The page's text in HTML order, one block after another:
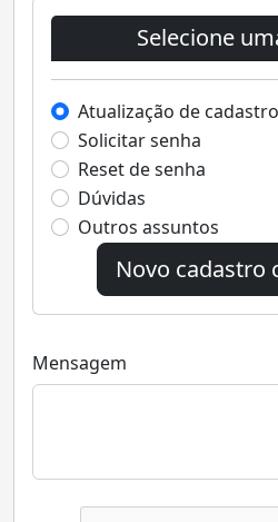
Selecione
Atualização de cadastro
Solicitar senha
Reset de senha
Dúvidas
Outros assuntos
Novo cadastro
Mensagem